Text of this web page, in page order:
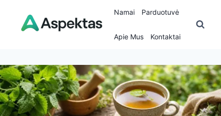
content
Namai Parduotuvė
Apie Mus Kontaktai